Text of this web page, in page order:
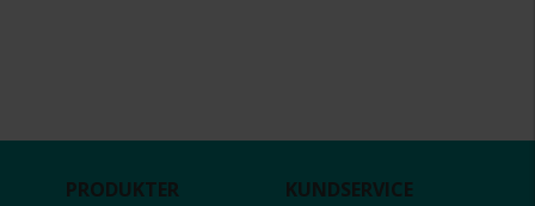
PRODUKTER KUNDSERVICE